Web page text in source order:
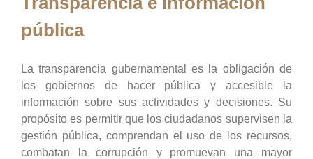
pública
La transparencia gubernamental es la obligación de
los gobiernos de hacer pública y accesible la
información sobre sus actividades y decisiones. Su
propósito es permitir que los ciudadanos supervisen la
gestión pública, comprendan el uso de los recursos,
combatan la corrupción y promuevan una mayor